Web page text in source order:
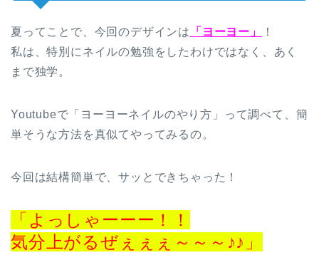
夏ってことで、今回のデザインは 「ヨーヨー」
！
私は、特別にネイルの勉強をしたわけではなく、あく
まで独学。
Youtubeで「ヨーヨーネイルのやり方」って調べて、簡
単そうな方法を真似てやってみるの。
今回は結構簡単で、サッとできちゃった！
「よっしゃーーー！！
気分上がるぜぇぇぇ～～～♪♪」